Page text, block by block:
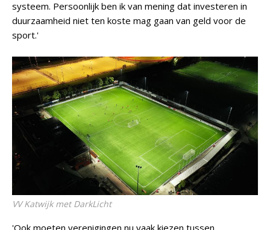
systeem. Persoonlijk ben ik van mening dat investeren in
duurzaamheid niet ten koste mag gaan van geld voor de
sport.'
VV Katwijk met DarkLicht
'Ook moeten verenigingen nu vaak kiezen tussen